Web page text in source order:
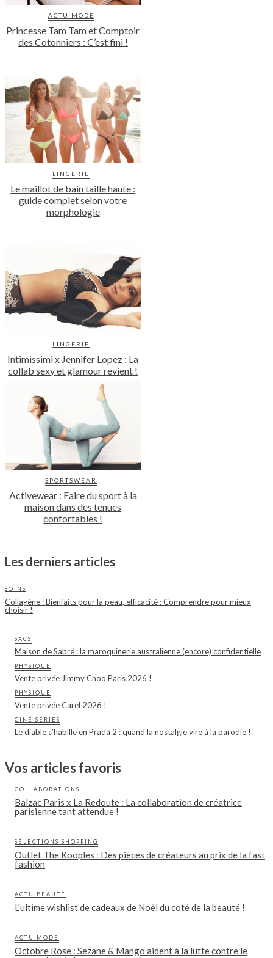
ACTU MODE
Princesse Tam Tam et Comptoir
des Cotonniers : C’est fini !
LINGERIE
Le maillot de bain taille haute :
guide complet selon votre
morphologie
LINGERIE
Intimissimi x Jennifer Lopez : La
collab sexy et glamour revient !
SPORTSWEAR
Activewear : Faire du sport à la
maison dans des tenues
confortables !
Les derniers articles
SOINS
Collagène : Bienfaits pour la peau, efficacité : Comprendre pour mieux
choisir !
SACS
Maison de Sabré : la maroquinerie australienne (encore) confidentielle
PHYSIQUE
Vente privée Jimmy Choo Paris 2026 !
PHYSIQUE
Vente privée Carel 2026 !
CINÉ SÉRIES
Le diable s’habille en Prada 2 : quand la nostalgie vire à la parodie !
Vos articles favoris
COLLABORATIONS
Balzac Paris x La Redoute : La collaboration de créatrice
parisienne tant attendue !
SÉLECTIONS SHOPPING
Outlet The Kooples : Des pièces de créateurs au prix de la fast
fashion
ACTU BEAUTÉ
L'ultime wishlist de cadeaux de Noël du coté de la beauté !
ACTU MODE
Octobre Rose : Sezane & Mango aident à la lutte contre le